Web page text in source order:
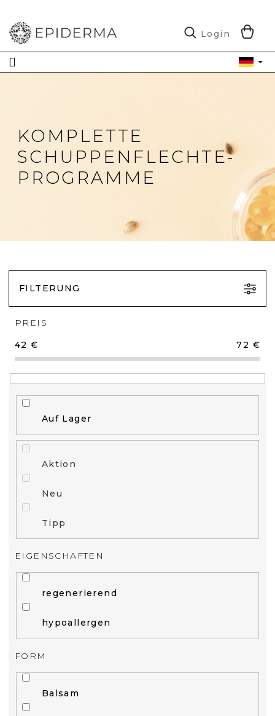
springen
Login
KOMPLETTE
SCHUPPENFLECHTE-
PROGRAMME
FILTERUNG
PREIS
42 € 72 €
Auf Lager
Aktion
Neu
Tipp
EIGENSCHAFTEN
regenerierend
hypoallergen
FORM
Balsam